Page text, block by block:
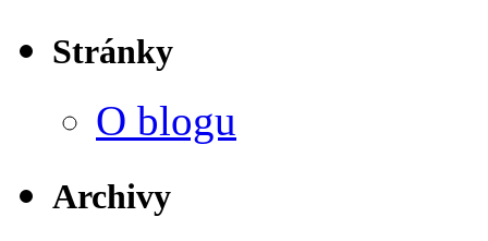
Stránky
O blogu
Archivy